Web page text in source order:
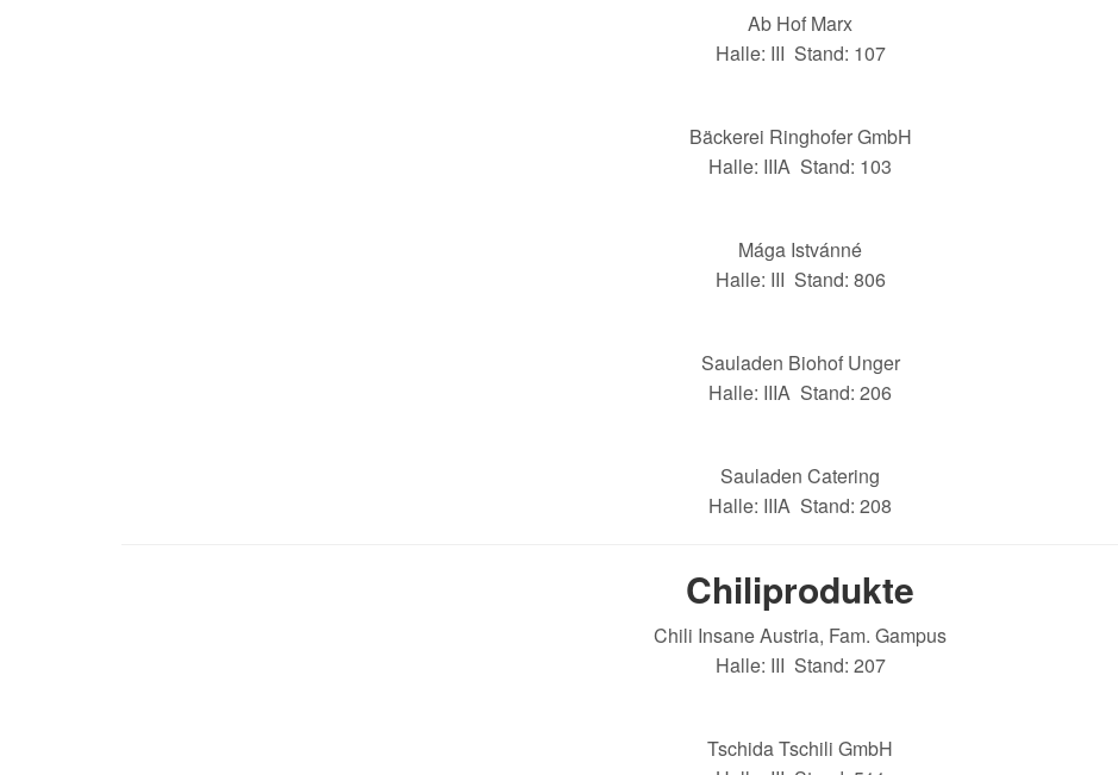
Ab Hof Marx
Halle: III Stand: 107
Bäckerei Ringhofer GmbH
Halle: IIIA Stand: 103
Mága Istvánné
Halle: III Stand: 806
Sauladen Biohof Unger
Halle: IIIA Stand: 206
Sauladen Catering
Halle: IIIA Stand: 208
Chiliprodukte
Chili Insane Austria, Fam. Gampus
Halle: III Stand: 207
Tschida Tschili GmbH